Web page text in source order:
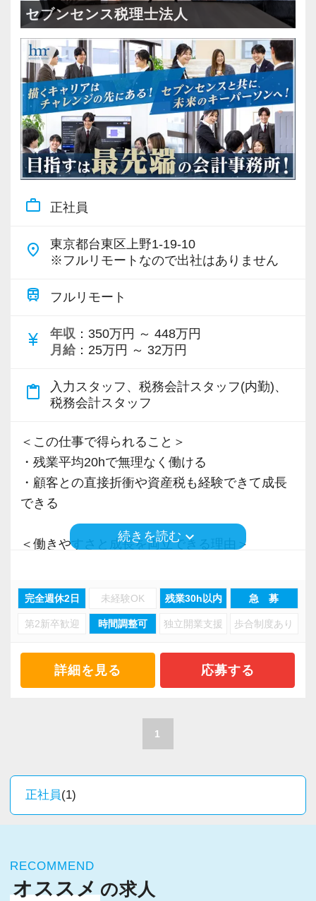
・全国14拠点で事業展開
・従業員240名以上に拡大
・会計・税務・財務・労務まで対応
・専門家が在籍しワンストップ支援
＜学びを後押し＞
・書籍購入費／研修費は全額会社負担
・隔月で税法・実務の学習会あり
・資格取得を目指す社員が多数
＜募集の背景＞
・組織力強化に向けた採用
Q. 当事務所を選んだ理由は？
A. 幅広い業務を経験できる点に魅力を感じ、入
所を決めました。
A. さまざまな業務を任せてもらえるので、以前
より成長スピードが上がったと感じています。
Q. 職場の雰囲気は？
A. 上司や先輩に相談しやすく、風通しの良い職
場だと感じています。
・税務経験を活かして成長したい方
・キャリアアップ志向のある方
・顧客対応や提案業務に挑戦したい方
・資産税など専門性を高めたい方
・仕事内容やキャリアを相談可
・半年～1年の調整も可能
セブンセンス税理士法人
work_outline 正社員
place
東京都台東区上野1-19-10
※フルリモートなので出社はありません
train フルリモート
currency_yen 年収 ：350万円 ～ 448万円
月給 ：25万円 ～ 32万円
content_paste
入力スタッフ、税務会計スタッフ(内勤)、
税務会計スタッフ
＜この仕事で得られること＞
・残業平均20hで無理なく働ける
・顧客との直接折衝や資産税も経験できて成長
できる
＜働きやすさと成長を両立できる理由＞
・分業体制で業務負担を軽減
・顧客対応や提案業務に集中可能
・資産税や相続など専門性の高い案件あり
・経験値が自然と積み上がる環境
・年間休日125日以上
・男性の育休取得率100％
＜幅広い経験・成長環境＞
・クライアント2500社以上
続きを読むkeyboard_arrow_down
完全週休2日 未経験OK 残業30h以内 急 募
第2新卒歓迎 時間調整可 独立開業支援 歩合制度あり
詳細を見る 応募する
1
正社員(1)
RECOMMEND
オススメの求人